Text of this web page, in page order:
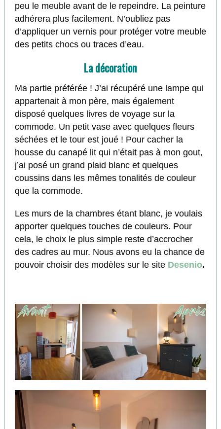
peu le meuble avant de le repeindre. La peinture
adhérera plus facilement. N’oubliez pas
d’appliquer un vernis pour protéger votre meuble
des petits chocs ou traces d’eau.
La décoration
Ma partie préférée ! J’ai récupéré une lampe qui
appartenait à mon père, mais également
disposé quelques livres de voyage sur la
commode. Un petit vase avec quelques fleurs
séchées et le tour est joué ! Pour cacher la
housse du canapé lit qui n’était pas à mon gout,
j’ai posé un grand plaid blanc et quelques
coussins dans les mêmes tonalités de couleur
que la commode.
Les murs de la chambres étant blanc, je voulais
apporter quelques touches de couleurs. Pour
cela, le choix le plus simple reste d’accrocher
des cadres au mur. Nous avons eu la chance de
pouvoir choisir des modèles sur le site Desenio.